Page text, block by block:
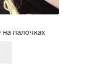
палочках